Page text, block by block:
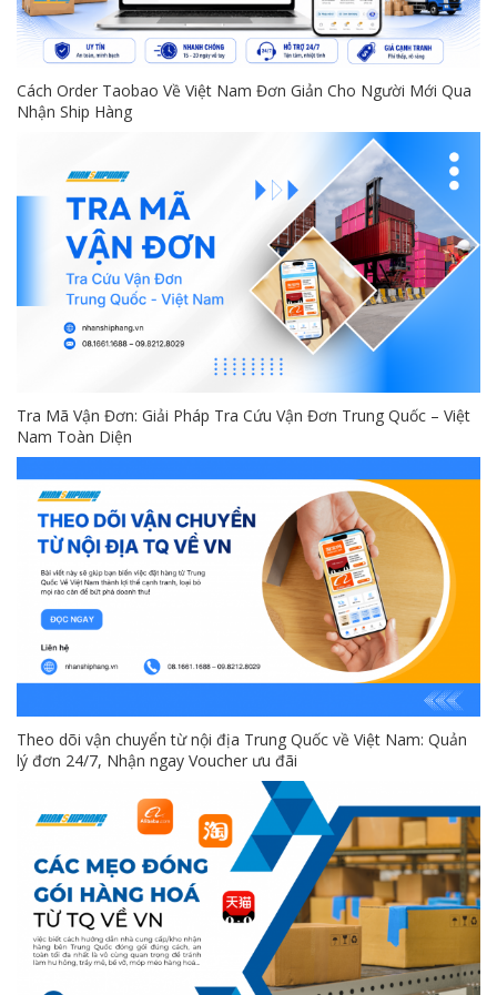
Cách Order Taobao Về Việt Nam Đơn Giản Cho Người Mới Qua
Nhận Ship Hàng
Tra Mã Vận Đơn: Giải Pháp Tra Cứu Vận Đơn Trung Quốc – Việt
Nam Toàn Diện
Theo dõi vận chuyển từ nội địa Trung Quốc về Việt Nam: Quản
lý đơn 24/7, Nhận ngay Voucher ưu đãi